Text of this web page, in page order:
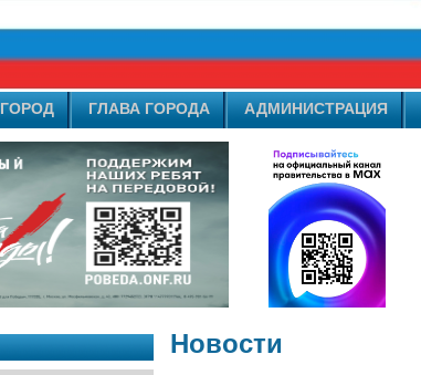
ГОРОД ГЛАВА ГОРОДА АДМИНИСТРАЦИЯ
Новости